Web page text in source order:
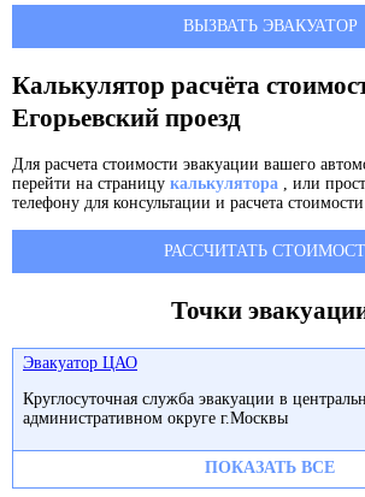
ВЫЗВАТЬ ЭВАКУАТОР
Калькулятор расчёта
Егорьевский проезд
Для расчета стоимости эвакуации вашего
перейти на страницу калькулятора , или
телефону для консультации и расчета стоимости
РАССЧИТАТЬ
Точки
Эвакуатор ЦАО
Круглосуточная служба эвакуации в
административном округе г.Москвы
ПОКАЗАТЬ ВСЕ